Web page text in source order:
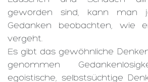
geworden sind, kann man
Gedanken beobachten, wie
vergeht.
Es gibt das gewöhnliche
genommen
egoistische, selbstsüchtige